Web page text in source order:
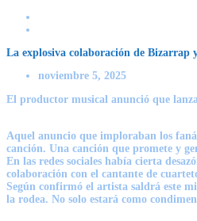
La explosiva colaboración de Bizarrap
noviembre 5, 2025
El productor musical anunció que
Aquel anuncio que imploraban los
canción. Una canción que promete y
En las redes sociales había cierta
colaboración con el cantante de
Según confirmó el artista saldrá este
la rodea. No solo estará como